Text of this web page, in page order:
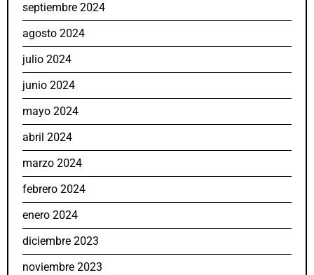
septiembre 2024
agosto 2024
julio 2024
junio 2024
mayo 2024
abril 2024
marzo 2024
febrero 2024
enero 2024
diciembre 2023
noviembre 2023